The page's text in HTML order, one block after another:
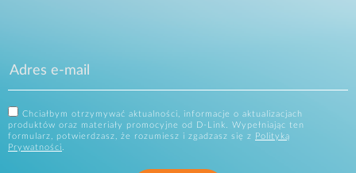
Chciałbym otrzymywać aktualności, informacje o aktualizacjach
produktów oraz materiały promocyjne od D-Link. Wypełniając ten
formularz, potwierdzasz, że rozumiesz i zgadzasz się z
Polityką
Prywatności.